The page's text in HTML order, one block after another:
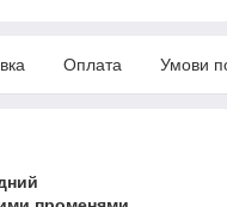
Оплата Умови